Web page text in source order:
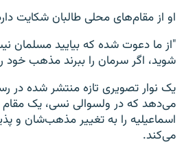
او از مقام‌های محلی طالبان شکایت
"از ما دعوت شده که بیایید مسلمان
شوید، اگر سرمان را ببرند مذهب خود
یک نوار تصویری تازه منتشر شده در
می‌دهد که در ولسوالی نسی، یک مقام
اسماعیلیه را به تغییر مذهب‌شان و
می‌کند.